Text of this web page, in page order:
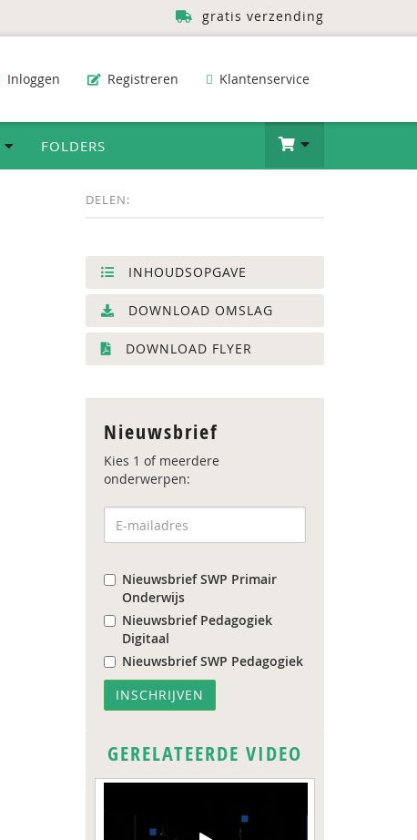
gratis verzending
Inloggen Registreren Klantenservice
FOLDERS
DELEN:
INHOUDSOPGAVE
DOWNLOAD OMSLAG
DOWNLOAD FLYER
Nieuwsbrief
Kies 1 of meerdere
onderwerpen:
Nieuwsbrief SWP Primair
Onderwijs
Nieuwsbrief Pedagogiek
Digitaal
Nieuwsbrief SWP Pedagogiek
GERELATEERDE VIDEO